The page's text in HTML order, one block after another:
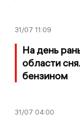
31/07 11:09
На день
области
бензином
31/07 04:00